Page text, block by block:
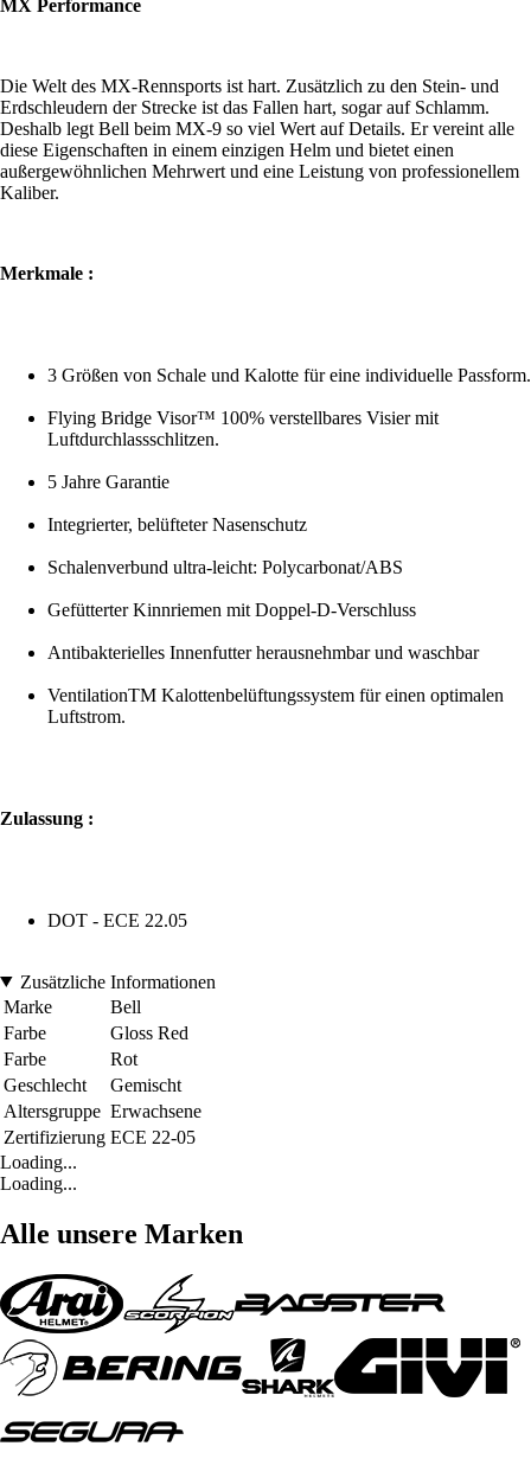
MX Performance
Die Welt des MX-Rennsports ist hart. Zusätzlich zu den Stein- und
Erdschleudern der Strecke ist das Fallen hart, sogar auf Schlamm.
Deshalb legt Bell beim MX-9 so viel Wert auf Details. Er vereint alle
diese Eigenschaften in einem einzigen Helm und bietet einen
außergewöhnlichen Mehrwert und eine Leistung von professionellem
Kaliber.
Merkmale :
3 Größen von Schale und Kalotte für eine individuelle Passform.
Flying Bridge Visor™ 100% verstellbares Visier mit
Luftdurchlassschlitzen.
5 Jahre Garantie
Integrierter, belüfteter Nasenschutz
Schalenverbund ultra-leicht: Polycarbonat/ABS
Gefütterter Kinnriemen mit Doppel-D-Verschluss
Antibakterielles Innenfutter herausnehmbar und waschbar
VentilationTM Kalottenbelüftungssystem für einen optimalen
Luftstrom.
Zulassung :
DOT - ECE 22.05
Zusätzliche Informationen
Marke
Bell
Farbe
Gloss Red
Farbe
Rot
Geschlecht
Gemischt
Altersgruppe Erwachsene
Zertifizierung ECE 22-05
Loading...
Loading...
Alle unsere Marken